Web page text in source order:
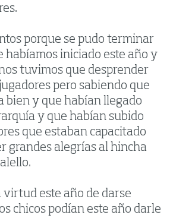
porque se pudo terminar
habíamos iniciado este año y
tuvimos que desprender
pero sabiendo que
bien y que habían llegado
y que habían subido
que estaban capacitado
grandes alegrías al hincha
virtud este año de darse
chicos podían este año darle